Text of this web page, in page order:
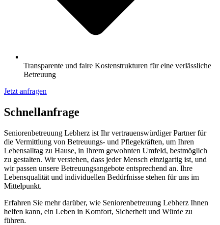
Transparente und faire Kostenstrukturen für eine verlässliche
Betreuung
Jetzt anfragen
Schnell­anfrage
Seniorenbetreuung Lebherz ist Ihr vertrauenswürdiger Partner für
die Vermittlung von Betreuungs- und Pflegekräften, um Ihren
Lebensalltag zu Hause, in Ihrem gewohnten Umfeld, bestmöglich
zu gestalten. Wir verstehen, dass jeder Mensch einzigartig ist, und
wir passen unsere Betreuungsangebote entsprechend an. Ihre
Lebensqualität und individuellen Bedürfnisse stehen für uns im
Mittelpunkt.
Erfahren Sie mehr darüber, wie Seniorenbetreuung Lebherz Ihnen
helfen kann, ein Leben in Komfort, Sicherheit und Würde zu
führen.